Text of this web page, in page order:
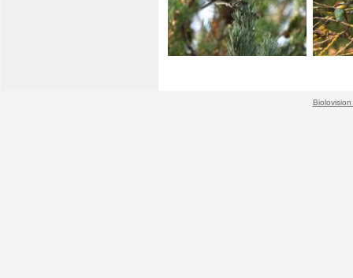
Biolovision